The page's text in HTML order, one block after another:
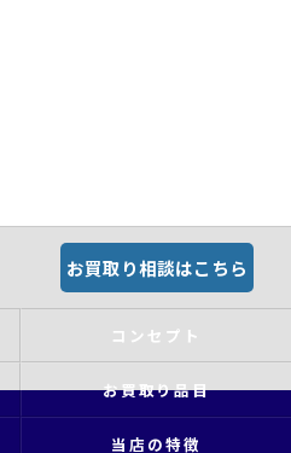
お買取り相談はこちら
コンセプト
お買取り品目
当店の特徴